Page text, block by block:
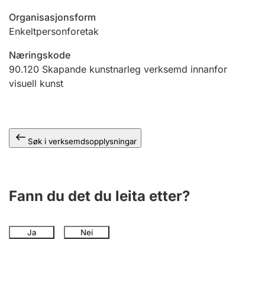
Ektepaktrettleiaren
Andre tema
Organisasjonsform
Enkeltpersonforetak
Næringskode
90.120 Skapande kunstnarleg verksemd innanfor
visuell kunst
Søk i verksemdsopplysningar
Fann du det du leita etter?
Ja Nei